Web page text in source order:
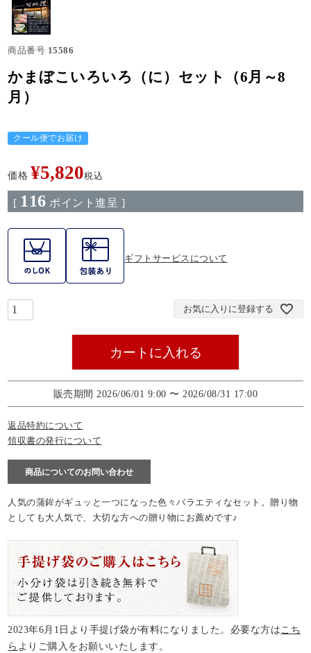
商品番号 15586
かまぼこいろいろ（に）セット（6月～8
月）
クール便でお届け
価格 ¥5,820税込
[ 116 ポイント進呈 ]
ギフトサービスについて
お気に入りに登録する
カートに入れる
販売期間 2026/06/01 9:00 〜 2026/08/31 17:00
返品特約について
領収書の発行について
商品についてのお問い合わせ
人気の蒲鉾がギュッと一つになった色々バラエティなセット。贈り物
としても大人気で、大切な方への贈り物にお薦めです♪
2023年6月1日より手提げ袋が有料になりました。必要な方はこち
ら よりご購入をお願いいたします。